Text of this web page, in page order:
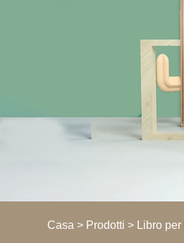
Casa > Prodotti > Libro